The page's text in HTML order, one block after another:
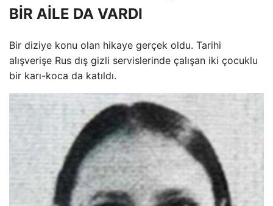
BİR AİLE DA VARDI
Bir diziye konu olan hikaye gerçek oldu. Tarihi
alışverişe Rus dış gizli servislerinde çalışan iki çocuklu
bir karı-koca da katıldı.